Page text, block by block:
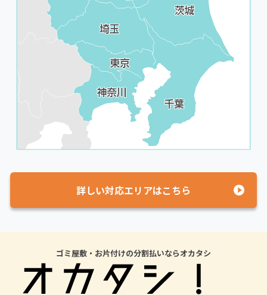
詳しい対応エリアはこちら
ゴミ屋敷・お片付けの分割払いならオカタシ